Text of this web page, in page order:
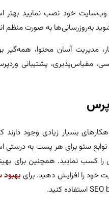
وب‌سایت خود نصب نمایید
به‌روزرسانی‌ها به صورت منظم
مدیریت آسان محتوا، همه‌گیر
مقیاس‌پذیری، پشتیبانی
بسیار زیادی وجود دارند
سئو برای هر پست به درستی
را کسب نمایید. همچنین برای
خود را افزایش دهید. برای